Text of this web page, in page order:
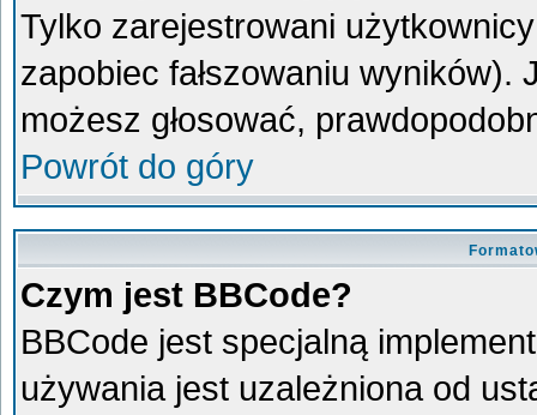
Tylko zarejestrowani
zapobiec fałszowaniu wyników).
możesz głosować,
Powrót do góry
Czym jest BBCode?
BBCode jest specjalną
używania jest uzależniona od